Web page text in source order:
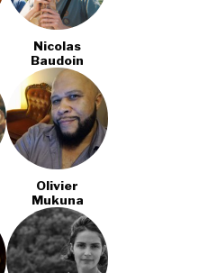
Nicolas
Baudoin
Olivier
Mukuna